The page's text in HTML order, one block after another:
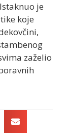
je
koje
zaželio